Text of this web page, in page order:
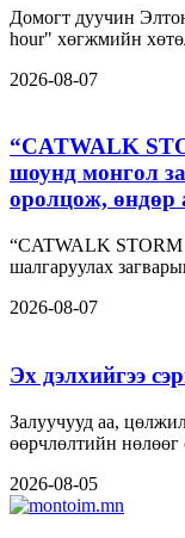
Домогт дуучин
hour" хөгжмийн
2026-08-07
“CATWALK
шоунд монгол
оролцож, өндөр
“CATWALK STORM
шалгаруулах
2026-08-07
Эх дэлхийгээ
Залуучууд аа,
өөрчлөлтийн нөлөөг
2026-08-05